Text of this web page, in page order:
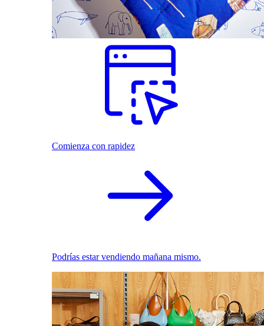
Comienza con rapidez
Podrías estar vendiendo mañana mismo.